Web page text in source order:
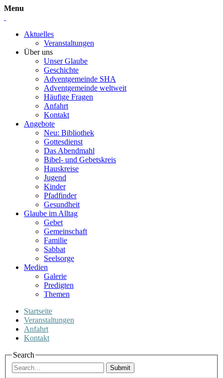
Menu
Aktuelles
Veranstaltungen
Über uns
Unser Glaube
Geschichte
Adventgemeinde SHA
Adventgemeinde weltweit
Häufige Fragen
Anfahrt
Kontakt
Angebote
Neu: Bibliothek
Gottesdienst
Das Abendmahl
Bibel- und Gebetskreis
Hauskreise
Jugend
Kinder
Pfadfinder
Gesundheit
Glaube im Alltag
Gebet
Gemeinschaft
Familie
Sabbat
Seelsorge
Medien
Galerie
Predigten
Themen
Startseite
Veranstaltungen
Anfahrt
Kontakt
Search
Submit